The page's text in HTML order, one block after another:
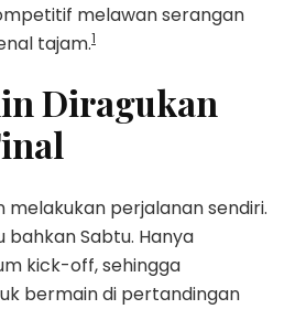
melawan serangan
tajam.1
Diragukan
melakukan perjalanan sendiri.
Sabtu. Hanya
kick-off, sehingga
bermain di pertandingan